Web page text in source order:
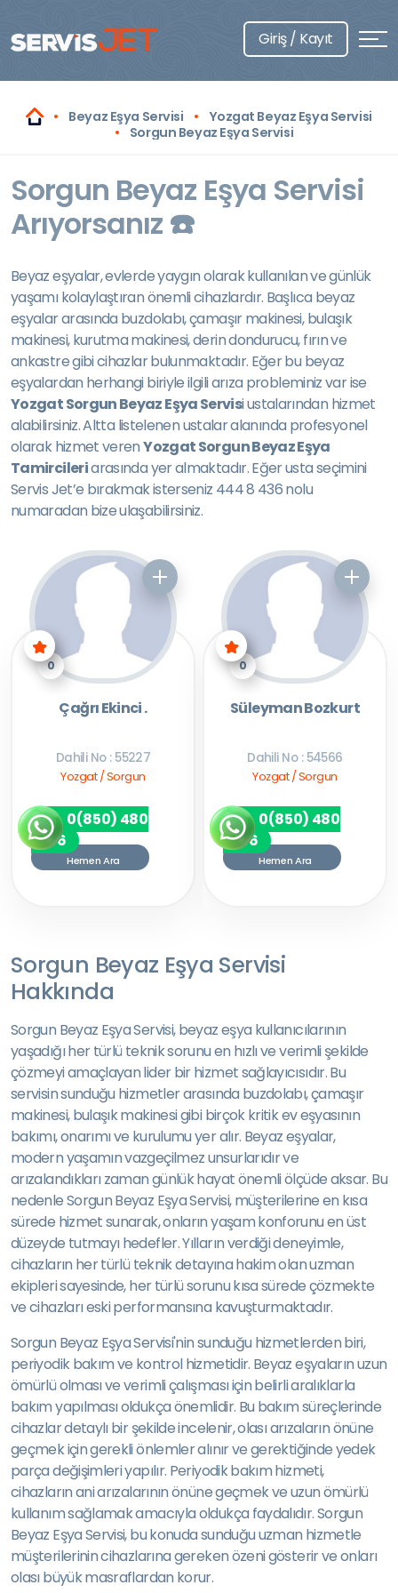
Giriş / Kayıt
Beyaz Eşya Servisi
Yozgat Beyaz Eşya Servisi
Sorgun Beyaz Eşya Servisi
Sorgun Beyaz Eşya Servisi
Arıyorsanız ☎️
Beyaz eşyalar, evlerde yaygın olarak kullanılan ve günlük
yaşamı kolaylaştıran önemli cihazlardır. Başlıca beyaz
eşyalar arasında buzdolabı, çamaşır makinesi, bulaşık
makinesi, kurutma makinesi, derin dondurucu, fırın ve
ankastre gibi cihazlar bulunmaktadır. Eğer bu beyaz
eşyalardan herhangi biriyle ilgili arıza probleminiz var ise
Yozgat Sorgun Beyaz Eşya Servisi ustalarından hizmet
alabilirsiniz. Altta listelenen ustalar alanında profesyonel
olarak hizmet verenYozgat Sorgun Beyaz Eşya
Tamircileriarasında yer almaktadır. Eğer usta seçimini
Servis Jet’e bırakmak isterseniz 444 8 436 nolu
numaradan bize ulaşabilirsiniz.
0
Çağrı Ekinci .
Dahili No : 55227
Yozgat / Sorgun
0(850) 480
7256
Hemen Ara
0
Süleyman Bozkurt
Dahili No : 54566
Yozgat / Sorgun
0(850) 480
7256
Hemen Ara
Sorgun Beyaz Eşya Servisi
Hakkında
Sorgun Beyaz Eşya Servisi, beyaz eşya kullanıcılarının
yaşadığı her türlü teknik sorunu en hızlı ve verimli şekilde
çözmeyi amaçlayan lider bir hizmet sağlayıcısıdır. Bu
servisin sunduğu hizmetler arasında buzdolabı, çamaşır
makinesi, bulaşık makinesi gibi birçok kritik ev eşyasının
bakımı, onarımı ve kurulumu yer alır. Beyaz eşyalar,
modern yaşamın vazgeçilmez unsurlarıdır ve
arızalandıkları zaman günlük hayat önemli ölçüde aksar. Bu
nedenle Sorgun Beyaz Eşya Servisi, müşterilerine en kısa
sürede hizmet sunarak, onların yaşam konforunu en üst
düzeyde tutmayı hedefler. Yılların verdiği deneyimle,
cihazların her türlü teknik detayına hakim olan uzman
ekipleri sayesinde, her türlü sorunu kısa sürede çözmekte
ve cihazları eski performansına kavuşturmaktadır.
Sorgun Beyaz Eşya Servisi'nin sunduğu hizmetlerden biri,
periyodik bakım ve kontrol hizmetidir. Beyaz eşyaların uzun
ömürlü olması ve verimli çalışması için belirli aralıklarla
bakım yapılması oldukça önemlidir. Bu bakım süreçlerinde
cihazlar detaylı bir şekilde incelenir, olası arızaların önüne
geçmek için gerekli önlemler alınır ve gerektiğinde yedek
parça değişimleri yapılır. Periyodik bakım hizmeti,
cihazların ani arızalarının önüne geçmek ve uzun ömürlü
kullanım sağlamak amacıyla oldukça faydalıdır. Sorgun
Beyaz Eşya Servisi, bu konuda sunduğu uzman hizmetle
müşterilerinin cihazlarına gereken özeni gösterir ve onları
olası büyük masraflardan korur.